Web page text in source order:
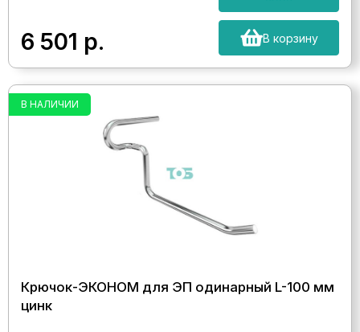
6 501 р. В корзину
В НАЛИЧИИ
Крючок-ЭКОНОМ для ЭП одинарный L-100 мм
цинк